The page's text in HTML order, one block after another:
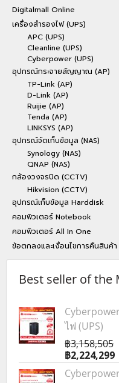
Digitalmall Online
เครื่องสำรองไฟ (UPS)
APC (UPS)
Cleanline (UPS)
Cyberpower (UPS)
อุปกรณ์กระจายสัญญาณ (AP)
TP-Link (AP)
D-Link (AP)
Ruijie (AP)
Tenda (AP)
LINKSYS (AP)
อุปกรณ์จัดเก็บข้อมูล (NAS)
Synology (NAS)
QNAP (NAS)
กล้องวงจรปิด (CCTV)
Hikvision (CCTV)
อุปกรณ์เก็บข้อมูล Harddisk
คอมพิวเตอร์ Notebook
คอมพิวเตอร์ All In One
ข้อตกลงและเงื่อนไขการคืนสินค้า
Best seller of the
ไฟ (UPS)
฿3,158,505
฿2,224,299